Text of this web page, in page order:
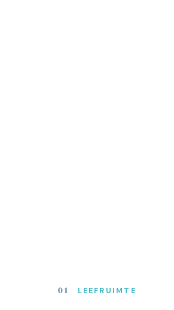
01 LEEFRUIMTE